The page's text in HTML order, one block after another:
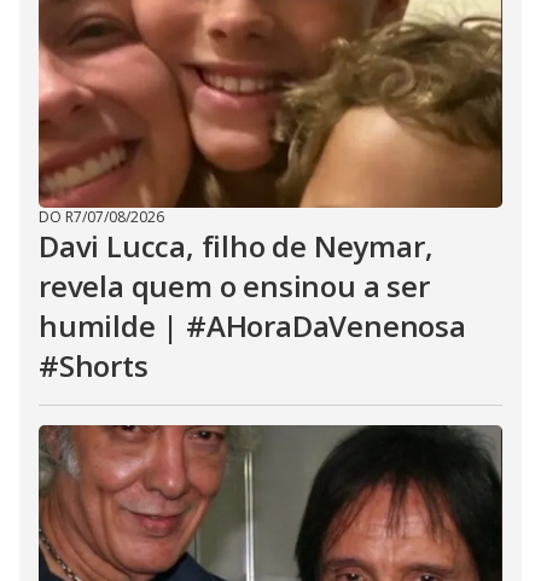
DO R7/07/08/2026
Davi Lucca, filho de Neymar,
revela quem o ensinou a ser
humilde | #AHoraDaVenenosa
#Shorts